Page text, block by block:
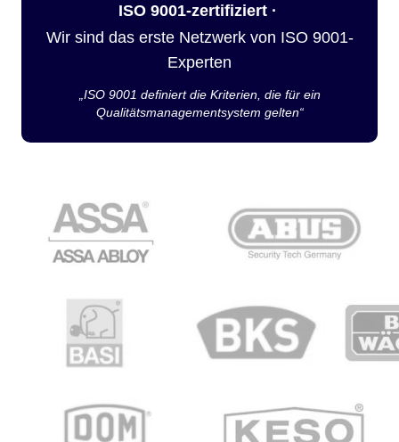
ISO 9001-zertifiziert ·
Wir sind das erste Netzwerk von ISO 9001-
Experten
„ISO 9001 definiert die Kriterien, die für ein
Qualitätsmanagementsystem gelten“